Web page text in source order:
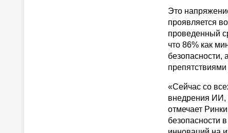
Это
проявляется
проведенный
что 86% как
безопасности,
«Сейчас со
внедрения ИИ,
отмечает
безопасности